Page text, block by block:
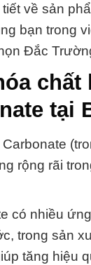
về sản
bạn trong
Đắc
chất
tại
rộng rãi
có nhiều
trong sản
tăng hiệu